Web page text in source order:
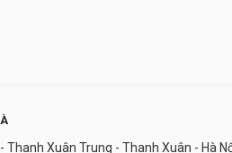
Thanh Xuân Trung - Thanh Xuân - Hà